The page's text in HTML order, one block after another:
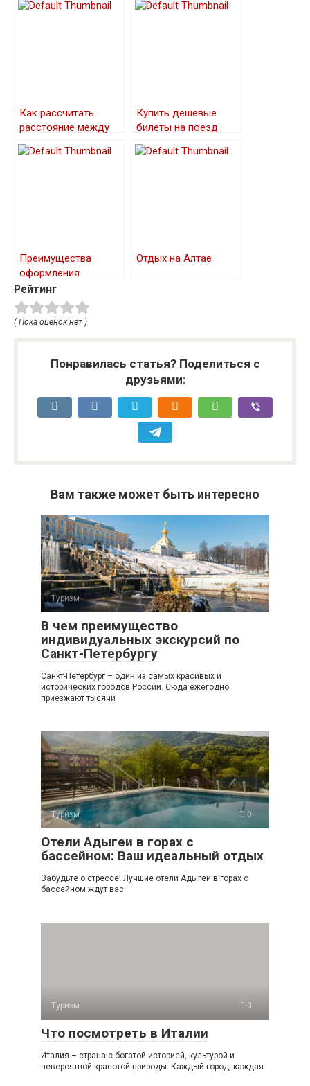
Как рассчитать
расстояние между
городами онлайн
Купить дешевые
билеты на поезд
онлайн
Преимущества
оформления
Гражданства
Израиля и паспорта
Даркон
Отдых на Алтае
Рейтинг
( Пока оценок нет )
Понравилась статья? Поделиться с
друзьями:
Вам также может быть интересно
Туризм 0
В чем преимущество
индивидуальных экскурсий по
Санкт-Петербургу
Санкт-Петербург – один из самых красивых и
исторических городов России. Сюда ежегодно
приезжают тысячи
Туризм 0
Отели Адыгеи в горах с
бассейном: Ваш идеальный отдых
Забудьте о стрессе! Лучшие отели Адыгеи в горах с
бассейном ждут вас.
Туризм 0
Что посмотреть в Италии
Италия – страна с богатой историей, культурой и
невероятной красотой природы. Каждый город, каждая